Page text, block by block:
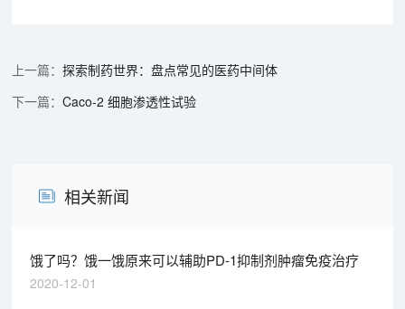
探索制药世界：盘点常见的医药中间体
Caco-2 细胞渗透性试验
相关新闻
饿了吗？饿一饿原来可以辅助PD-1抑制剂肿瘤免疫治疗
2020-12-01